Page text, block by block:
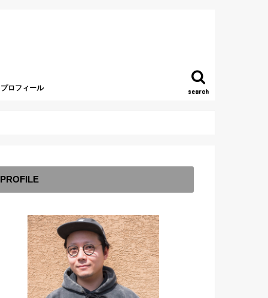
search
プロフィール
PROFILE